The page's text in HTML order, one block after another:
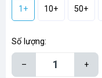
1+ 10+ 50+
Số lượng:
– +